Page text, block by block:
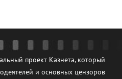
проект Казнета, который
и основных цензоров